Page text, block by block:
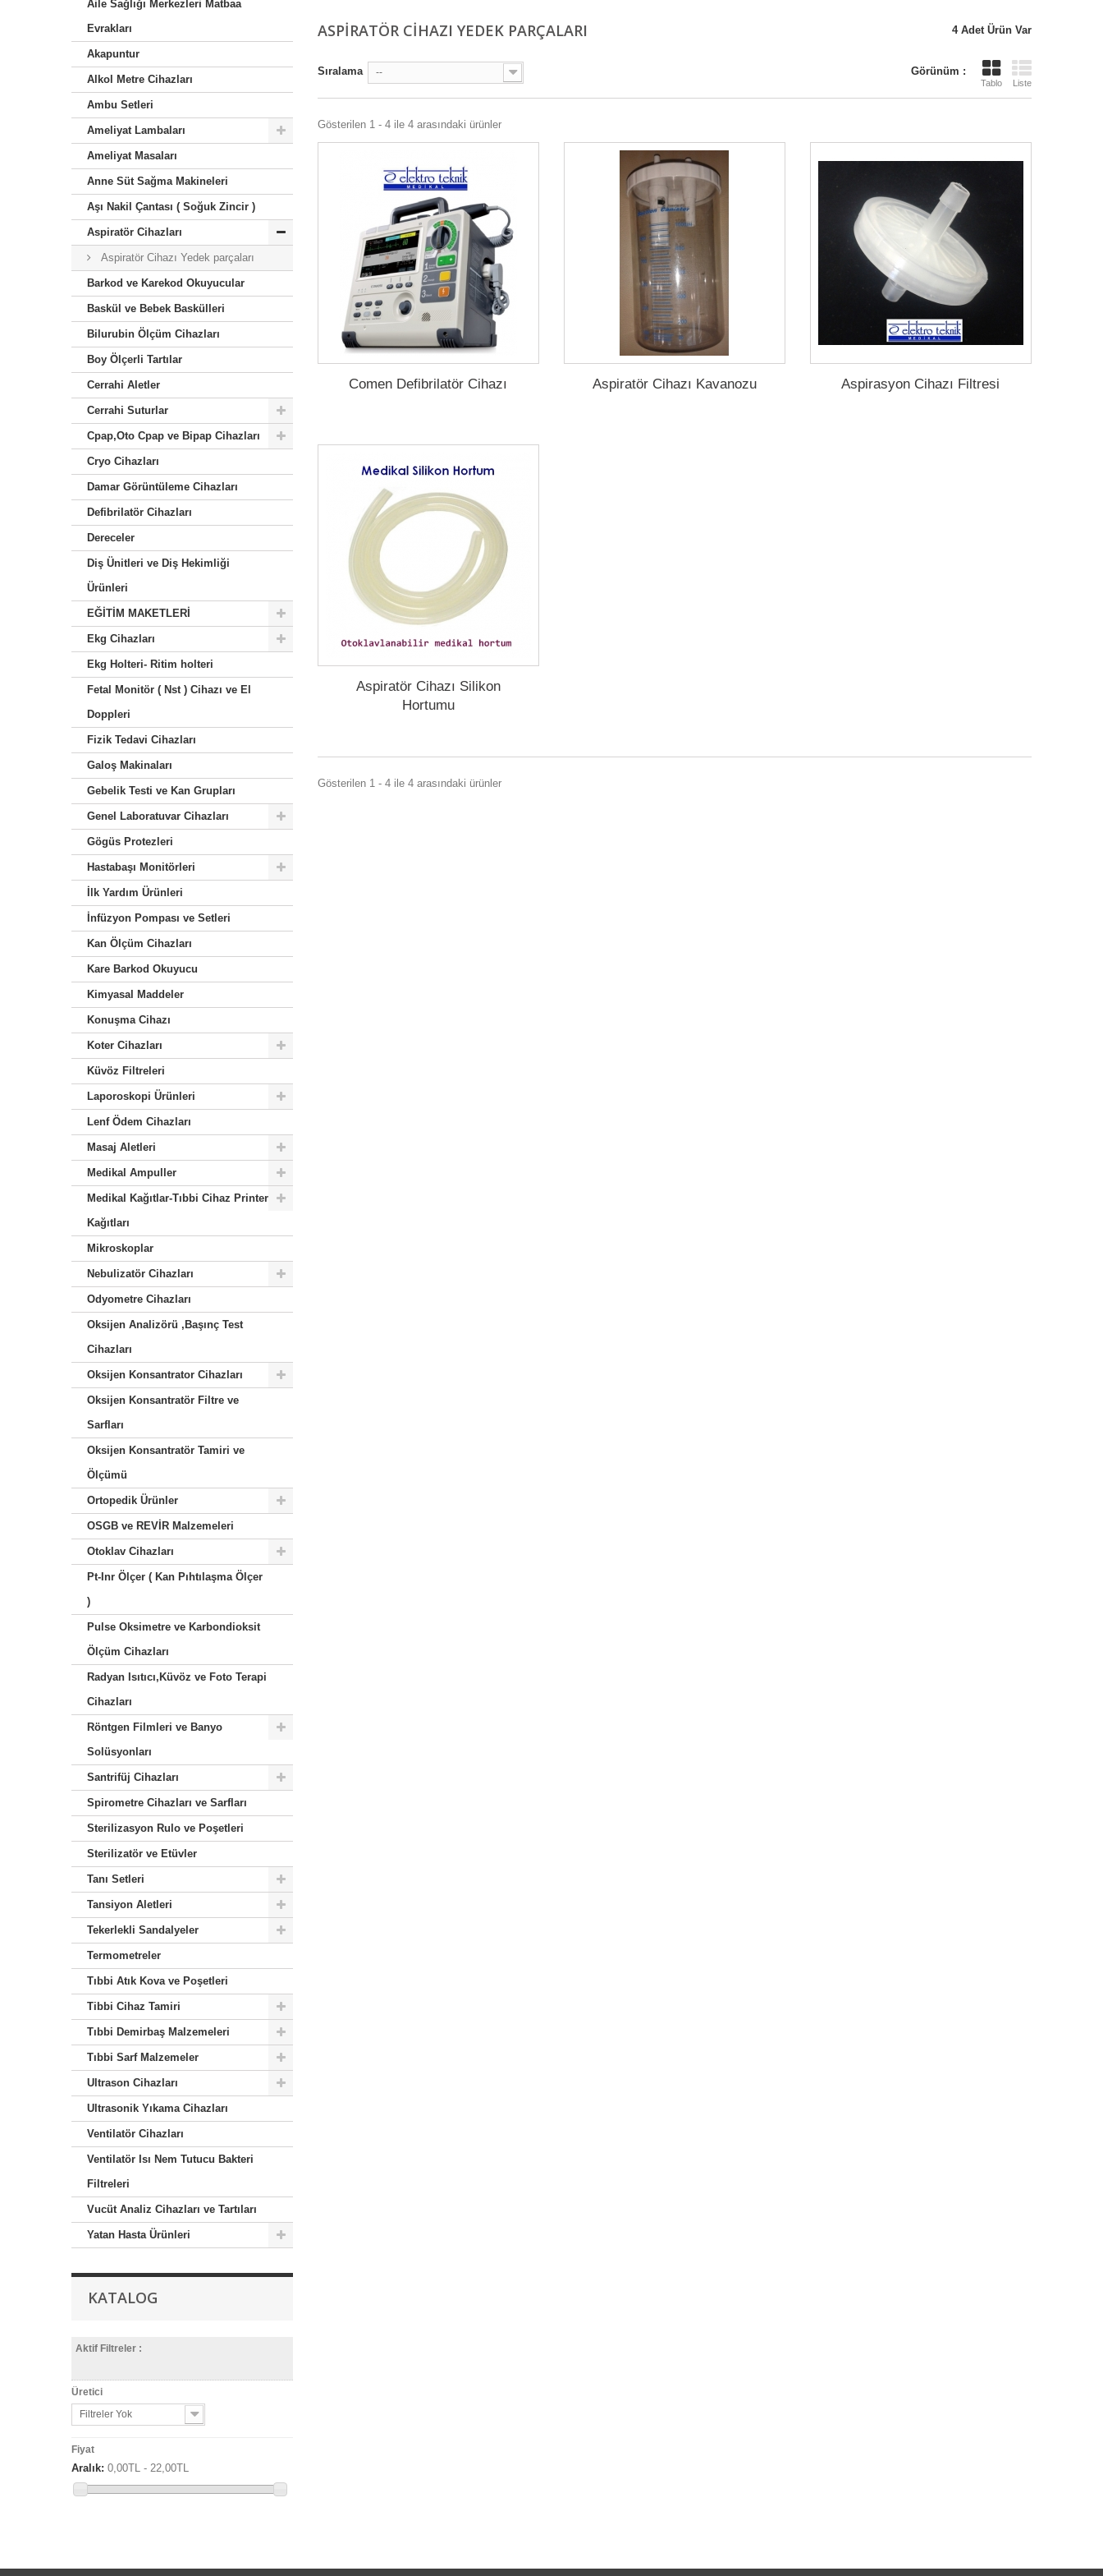
Aile Sağlığı Merkezleri Matbaa
Evrakları
Akapuntur
Alkol Metre Cihazları
Ambu Setleri
Ameliyat Lambaları
Ameliyat Masaları
Anne Süt Sağma Makineleri
Aşı Nakil Çantası ( Soğuk Zincir )
Aspiratör Cihazları
Aspiratör Cihazı Yedek parçaları
Barkod ve Karekod Okuyucular
Baskül ve Bebek Baskülleri
Bilurubin Ölçüm Cihazları
Boy Ölçerli Tartılar
Cerrahi Aletler
Cerrahi Suturlar
Cpap,Oto Cpap ve Bipap Cihazları
Cryo Cihazları
Damar Görüntüleme Cihazları
Defibrilatör Cihazları
Dereceler
Diş Ünitleri ve Diş Hekimliği
Ürünleri
EĞİTİM MAKETLERİ
Ekg Cihazları
Ekg Holteri- Ritim holteri
Fetal Monitör ( Nst ) Cihazı ve El
Doppleri
Fizik Tedavi Cihazları
Galoş Makinaları
Gebelik Testi ve Kan Grupları
Genel Laboratuvar Cihazları
Gögüs Protezleri
Hastabaşı Monitörleri
İlk Yardım Ürünleri
İnfüzyon Pompası ve Setleri
Kan Ölçüm Cihazları
Kare Barkod Okuyucu
Kimyasal Maddeler
Konuşma Cihazı
Koter Cihazları
Küvöz Filtreleri
Laporoskopi Ürünleri
Lenf Ödem Cihazları
Masaj Aletleri
Medikal Ampuller
Medikal Kağıtlar-Tıbbi Cihaz Printer
Kağıtları
Mikroskoplar
Nebulizatör Cihazları
Odyometre Cihazları
Oksijen Analizörü ,Başınç Test
Cihazları
Oksijen Konsantrator Cihazları
Oksijen Konsantratör Filtre ve
Sarfları
Oksijen Konsantratör Tamiri ve
Ölçümü
Ortopedik Ürünler
OSGB ve REVİR Malzemeleri
Otoklav Cihazları
Pt-Inr Ölçer ( Kan Pıhtılaşma Ölçer
)
Pulse Oksimetre ve Karbondioksit
Ölçüm Cihazları
Radyan Isıtıcı,Küvöz ve Foto Terapi
Cihazları
Röntgen Filmleri ve Banyo
Solüsyonları
Santrifüj Cihazları
Spirometre Cihazları ve Sarfları
Sterilizasyon Rulo ve Poşetleri
Sterilizatör ve Etüvler
Tanı Setleri
Tansiyon Aletleri
Tekerlekli Sandalyeler
Termometreler
Tıbbi Atık Kova ve Poşetleri
Tibbi Cihaz Tamiri
Tıbbi Demirbaş Malzemeleri
Tıbbi Sarf Malzemeler
Ultrason Cihazları
Ultrasonik Yıkama Cihazları
Ventilatör Cihazları
Ventilatör Isı Nem Tutucu Bakteri
Filtreleri
Vucüt Analiz Cihazları ve Tartıları
Yatan Hasta Ürünleri
KATALOG
Aktif Filtreler :
Üretici
Filtreler Yok
Fiyat
Aralık: 0,00TL - 22,00TL
ASPIRATÖR CIHAZI YEDEK PARÇALARI 4 Adet Ürün Var
Görünüm :
Tablo Liste
Sıralama --
Gösterilen 1 - 4 ile 4 arasındaki ürünler
Comen Defibrilatör Cihazı Aspiratör Cihazı Kavanozu Aspirasyon Cihazı Filtresi
Aspiratör Cihazı Silikon
Hortumu
Gösterilen 1 - 4 ile 4 arasındaki ürünler